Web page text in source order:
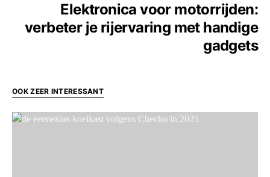
Elektronica voor motorrijden:
verbeter je rijervaring met handige
gadgets
OOK ZEER INTERESSANT